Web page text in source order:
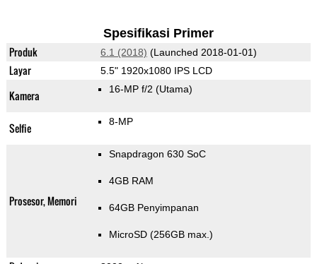
Spesifikasi Primer
Produk 6.1 (2018) (Launched 2018-01-01)
Layar 5.5" 1920x1080 IPS LCD
Kamera 16-MP f/2 (Utama)
Selfie 8-MP
Prosesor, Memori
Snapdragon 630 SoC
4GB RAM
64GB Penyimpanan
MicroSD (256GB max.)